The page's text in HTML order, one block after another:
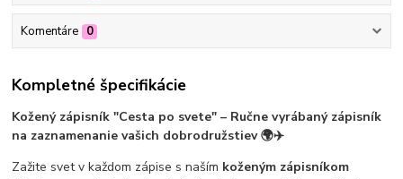
Komentáre 0
Kompletné špecifikácie
Kožený zápisník "Cesta po svete" – Ručne vyrábaný zápisník
na zaznamenanie vašich dobrodružstiev 🌍✈️
Zažite svet v každom zápise s naším koženým zápisníkom